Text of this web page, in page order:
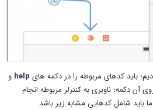
باید کدهای مربوطه را در دکمه های help و
آن دکمه؛ ناوبری به کنترلر مربوطه انجام